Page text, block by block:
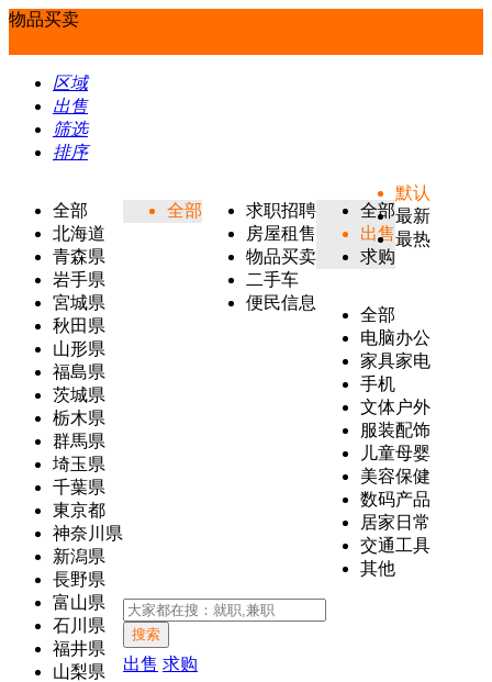
物品买卖
区域
出售
筛选
排序
全部
北海道
青森県
岩手県
宮城県
秋田県
山形県
福島県
茨城県
栃木県
群馬県
埼玉県
千葉県
東京都
神奈川県
新潟県
長野県
富山県
石川県
福井県
山梨県
全部
求职招聘
房屋租售
物品买卖
二手车
便民信息
全部
出售
求购
全部
电脑办公
家具家电
手机
文体户外
服装配饰
儿童母婴
美容保健
数码产品
居家日常
交通工具
其他
默认
最新
最热
搜索
出售 求购